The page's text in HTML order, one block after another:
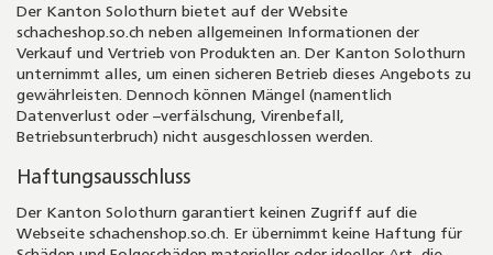
Der Kanton Solothurn bietet auf der Website
schacheshop.so.ch neben allgemeinen Informationen der
Verkauf und Vertrieb von Produkten an. Der Kanton Solothurn
unternimmt alles, um einen sicheren Betrieb dieses Angebots zu
gewährleisten. Dennoch können Mängel (namentlich
Datenverlust oder –verfälschung, Virenbefall,
Betriebsunterbruch) nicht ausgeschlossen werden.
Haftungsausschluss
Der Kanton Solothurn garantiert keinen Zugriff auf die
Webseite schachenshop.so.ch. Er übernimmt keine Haftung für